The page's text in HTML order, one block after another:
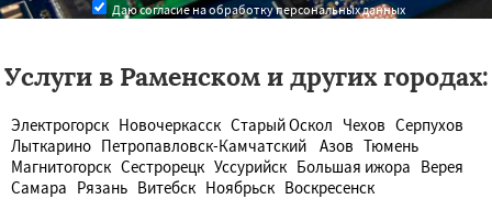
Даю согласие на обработку персональных данных
Услуги в Раменском и других городах:
Электрогорск Новочеркасск Старый Оскол Чехов Серпухов
Лыткарино Петропавловск-Камчатский Азов Тюмень
Магнитогорск Сестрорецк Уссурийск Большая ижора Верея
Самара Рязань Витебск Ноябрьск Воскресенск